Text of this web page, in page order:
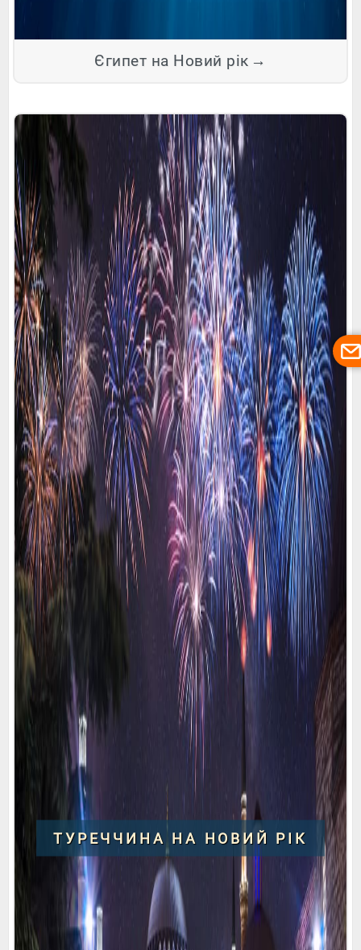
Єгипет на Новий рік
ТУРЕЧЧИНА НА НОВИЙ РІК